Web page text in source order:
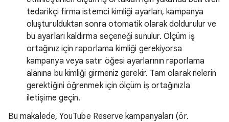
tedarikçi firma istemci kimliği ayarları, kampanya
oluşturulduktan sonra otomatik olarak doldurulur ve
bu ayarları kaldırma seçeneği sunulur. Ölçüm iş
ortağınız için raporlama kimliği gerekiyorsa
kampanya veya satır öğesi ayarlarının raporlama
alanına bu kimliği girmeniz gerekir. Tam olarak nelerin
gerektiğini öğrenmek için ölçüm iş ortağınızla
iletişime geçin.
Bu makalede, YouTube Reserve kampanyaları (ör.